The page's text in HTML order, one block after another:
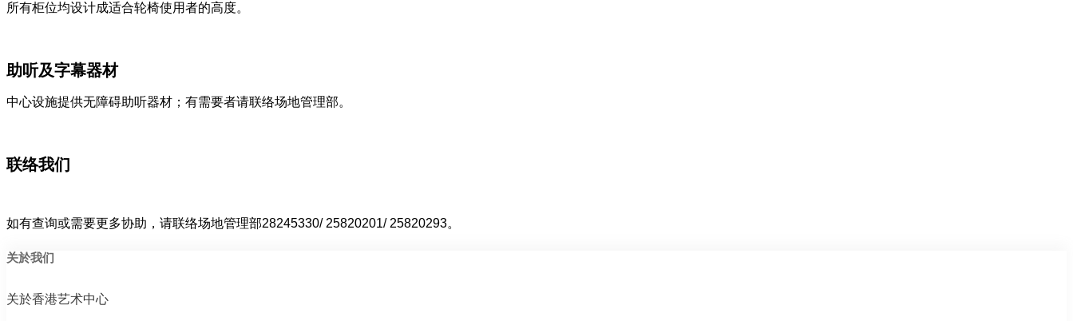
所有柜位均设计成适合轮椅使用者的高度。
助听及字幕器材
中心设施提供无障碍助听器材；有需要者请联络场地管理部。
联络我们
如有查询或需要更多协助，请联络场地管理部28245330/ 25820201/ 25820293。
关於我们
关於香港艺术中心